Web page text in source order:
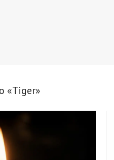
«Tiger»